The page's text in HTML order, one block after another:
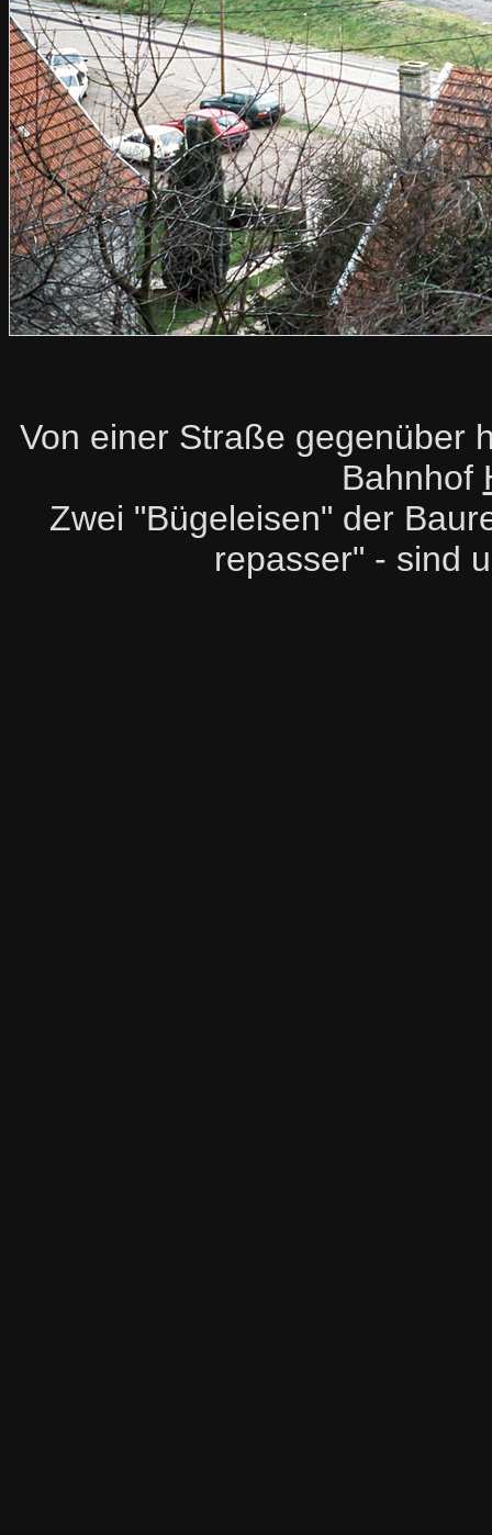
Von einer Straße gegenüber
Bahnhof
Zwei "Bügeleisen" der
repasser" - sind